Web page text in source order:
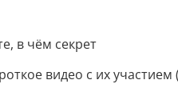
в чём секрет
видео с их участием